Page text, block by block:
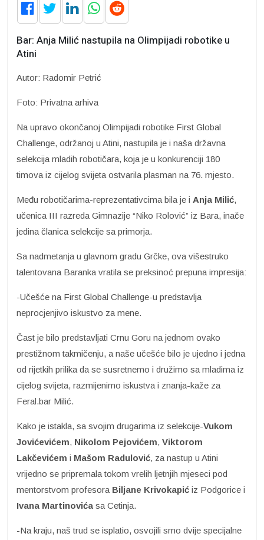
Bar: Anja Milić nastupila na Olimpijadi robotike u
Atini
Autor: Radomir Petrić
Foto: Privatna arhiva
Na upravo okončanoj Olimpijadi robotike First Global
Challenge, održanoj u Atini, nastupila je i naša državna
selekcija mladih robotičara, koja je u konkurenciji 180
timova iz cijelog svijeta ostvarila plasman na 76. mjesto.
Među robotičarima-reprezentativcima bila je i Anja Milić,
učenica III razreda Gimnazije “Niko Rolović” iz Bara, inače
jedina članica selekcije sa primorja.
Sa nadmetanja u glavnom gradu Grčke, ova višestruko
talentovana Baranka vratila se preksinoć prepuna impresija:
-Učešće na First Global Challenge-u predstavlja
neprocjenjivo iskustvo za mene.
Čast je bilo predstavljati Crnu Goru na jednom ovako
prestižnom takmičenju, a naše učešće bilo je ujedno i jedna
od rijetkih prilika da se susretnemo i družimo sa mladima iz
cijelog svijeta, razmijenimo iskustva i znanja-kaže za
Feral.bar Milić.
Kako je istakla, sa svojim drugarima iz selekcije-Vukom
Jovićevićem, Nikolom Pejovićem, Viktorom
Lakčevićem i Mašom Radulović, za nastup u Atini
vrijedno se pripremala tokom vrelih ljetnjih mjeseci pod
mentorstvom profesora Biljane Krivokapić iz Podgorice i
Ivana Martinovića sa Cetinja.
-Na kraju, naš trud se isplatio, osvojili smo dvije specijalne